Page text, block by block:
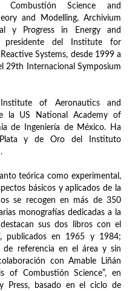
Combustión Science and
and Modelling, Archivium
y Progress in Energy and
presidente del Institute for
Systems, desde 1999 a
29th Internacional Symposium
of Aeronautics and
la US National Academy of
de Ingeniería de México. Ha
y de Oro del Instituto
teórica como experimental,
básicos y aplicados de la
se recogen en más de 350
monografías dedicadas a la
sus dos libros con el
publicados en 1965 y 1984;
de referencia en el área y sin
con Amable Liñán
of Combustión Science”, en
Press, basado en el ciclo de